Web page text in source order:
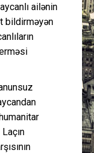
ailənin
bildirməyən